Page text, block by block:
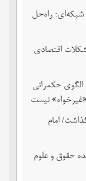
راه‌حل
اقتصادی
حکمرانی
نیست
امام
حقوق و علوم